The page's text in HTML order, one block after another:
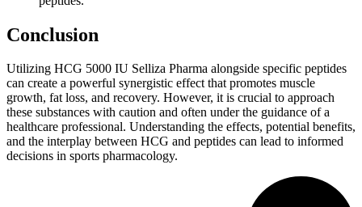
Conclusion
Utilizing HCG 5000 IU Selliza Pharma alongside specific peptides
can create a powerful synergistic effect that promotes muscle
growth, fat loss, and recovery. However, it is crucial to approach
these substances with caution and often under the guidance of a
healthcare professional. Understanding the effects, potential benefits,
and the interplay between HCG and peptides can lead to informed
decisions in sports pharmacology.